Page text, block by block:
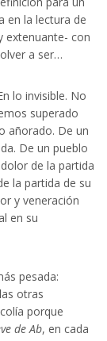
en la lectura de
extenuante- con
a ser…
lo invisible. No
superado
añorado. De un
De un pueblo
de la partida
la partida de su
y veneración
en su
pesada:
otras
porque
de Ab, en cada